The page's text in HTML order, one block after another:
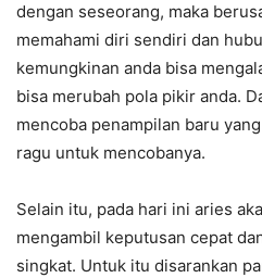
dengan seseorang, maka
memahami diri sendiri dan
kemungkinan anda bisa
bisa merubah pola pikir anda.
mencoba penampilan baru
ragu untuk mencobanya.
Selain itu, pada hari ini aries
mengambil keputusan cepat
singkat. Untuk itu disarankan